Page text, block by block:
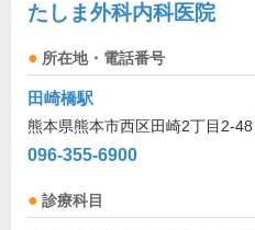
たしま外科内科医院
所在地・電話番号
田崎橋駅
熊本県熊本市西区田崎2丁目2-48
096-355-6900
診療科目